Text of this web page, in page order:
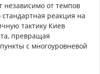
независимо от темпов
реакция на
тактику Киев
превращая
с многоуровневой